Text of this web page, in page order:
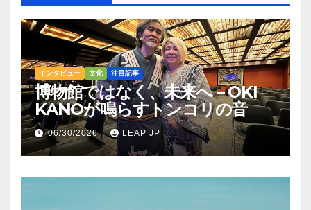
インタビュー 文化 注目記事
博物館ではなく、未来へ – OKI
KANOが鳴らすトンコリの音
06/30/2026 LEAP JP